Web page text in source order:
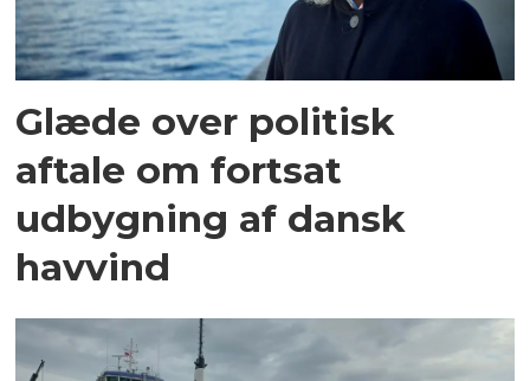
Glæde over politisk
aftale om fortsat
udbygning af dansk
havvind